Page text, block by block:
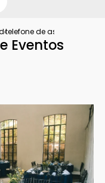
eventos
telefone de assessoria e
Eventos